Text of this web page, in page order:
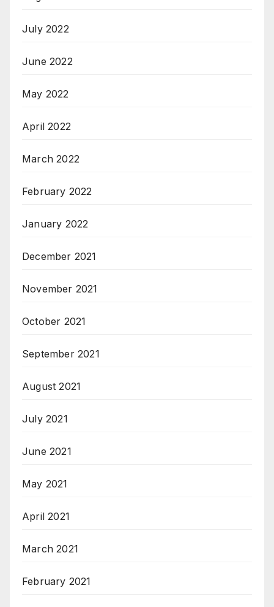
July 2022
June 2022
May 2022
April 2022
March 2022
February 2022
January 2022
December 2021
November 2021
October 2021
September 2021
August 2021
July 2021
June 2021
May 2021
April 2021
March 2021
February 2021